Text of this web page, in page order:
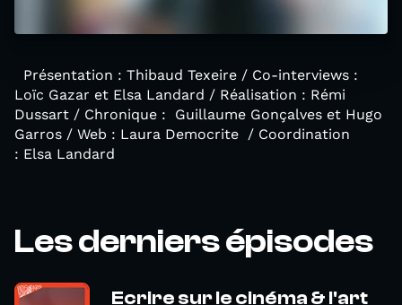
Présentation : Thibaud Texeire / Co-interviews :
Loïc Gazar et Elsa Landard / Réalisation : Rémi
Dussart / Chronique : Guillaume Gonçalves et Hugo
Garros / Web : Laura Democrite / Coordination
: Elsa Landard
Les derniers épisodes
Ecrire sur le cinéma & l'art